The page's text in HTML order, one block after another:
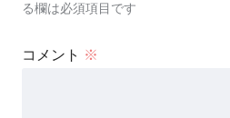
る欄は必須項目です
コメント ※